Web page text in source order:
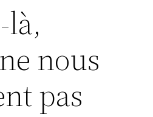
là,
nous
pas